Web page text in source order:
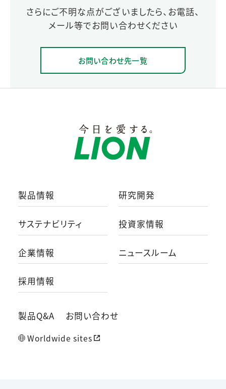
さらにご不明な点がございましたら、お電話、
メール等でお問い合わせください
お問い合わせ先一覧
製品情報 研究開発
サステナビリティ 投資家情報
企業情報 ニュースルーム
採用情報
製品Q&A お問い合わせ
Worldwide sites